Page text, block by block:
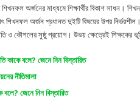
অর্জনের মাধ্যমে শিক্ষার্থীর বিকাশ সাধন।
শিখনফল অর্জন প্রধানত দুইটি বিষয়ের উপর
ও কৌশলের সুষ্ঠু প্রয়োগ। উভয় ক্ষেত্রেই শিক্ষকের
কাকে বলে? জেনে নিন বিস্তারিত
নীতিমালা
বলে? জেনে নিন বিস্তারিত